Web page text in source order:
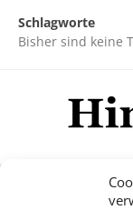
Schlagworte
Bisher sind keine